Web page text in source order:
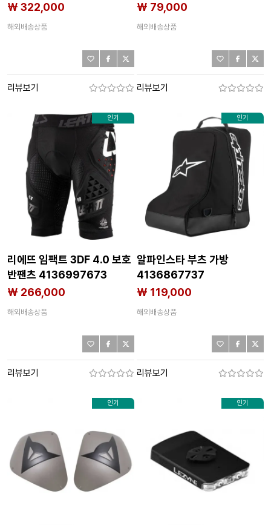
₩ 322,000
해외배송상품
리뷰보기
₩ 79,000
해외배송상품
리뷰보기
인기
리에뜨 임팩트 3DF 4.0 보호
반팬츠 4136997673
₩ 266,000
해외배송상품
리뷰보기
인기
알파인스타 부츠 가방
4136867737
₩ 119,000
해외배송상품
리뷰보기
인기 인기